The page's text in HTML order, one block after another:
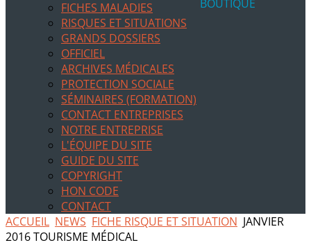
FICHES MALADIES
RISQUES ET SITUATIONS
GRANDS DOSSIERS
OFFICIEL
ARCHIVES MÉDICALES
PROTECTION SOCIALE
SÉMINAIRES (FORMATION)
CONTACT ENTREPRISES
NOTRE ENTREPRISE
L'ÉQUIPE DU SITE
GUIDE DU SITE
COPYRIGHT
HON CODE
CONTACT
BOUTIQUE
ACCUEIL NEWS FICHE RISQUE ET SITUATION JANVIER
2016 TOURISME MÉDICAL